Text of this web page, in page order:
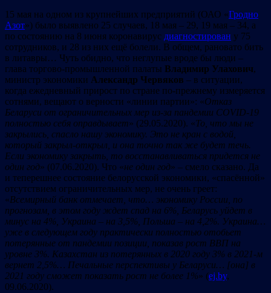
15 мая на одном из крупнейших предприятий (ОАО «Гродно
Азот») было выявлено 25 случаев, 18 мая – 29, 19 мая – 34, а
по состоянию на 8 июня коронавирус диагностирован у 75
сотрудников, и 28 из них ещё болели. В общем, рановато бить
в литавры… Чуть обидно, что неглупые вроде бы люди –
глава торгово-промышленной палаты Владимир Улахович,
министр экономики Александр Червяков – в ситуации,
когда ежедневный прирост по стране по-прежнему измеряется
сотнями, вещают о верности «линии партии»: «Отказ
Беларуси от ограничительных мер из-за пандемии COVID-19
полностью себя оправдывает» (29.05.2020). «То, что мы не
закрылись, спасло нашу экономику. Это не кран с водой,
который закрыл-открыл, и она точно так же будет течь.
Если экономику закрыть, то восстанавливаться придется не
один год» (07.06.2020). Что «не один год» – смело сказано. Да
и теперешнее состояние белорусской экономики, «спасённой»
отсутствием ограничительных мер, не очень греет:
«Всемирный банк отмечает, что… экономику России, по
прогнозам, в этом году ждет спад на 6%, Беларусь уйдет в
минус на 4%, Украина – на 3,5%, Польша – на 4,2%. Украина…
уже в следующем году практически полностью отобьет
потерянные от пандемии позиции, показав рост ВВП на
уровне 3%. Казахстан из потерянных в 2020 году 3% в 2021-м
вернет 2,5%… Печальные перспективы у Беларуси… [она ] в
2021 году сможет показать рост не более 1%» (ej.by,
09.06.2020).